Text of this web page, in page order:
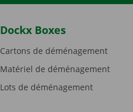
Dockx Boxes
Cartons de déménagement
Matériel de déménagement
Lots de déménagement